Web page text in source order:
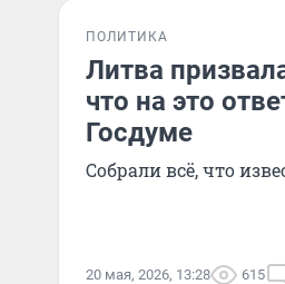
ПОЛИТИКА
Литва
что на это
Госдуме
Собрали всё, что
20 мая, 2026, 13:28 615